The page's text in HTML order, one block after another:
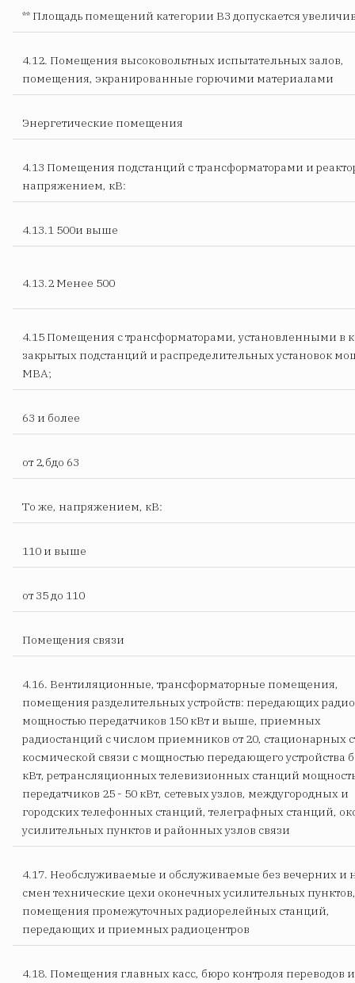
** Площадь помещений категории В3 допускается
4.12. Помещения высоковольтных испытательных залов,
помещения, экранированные горючими материалами
Энергетические помещения
4.13 Помещения подстанций с трансформаторами и
напряжением, кВ:
4.13.1 500и выше
4.13.2 Менее 500
4.15 Помещения с трансформаторами, установленными в
закрытых подстанций и распределительных установок
МВА;
63 и более
от 2,бдо 63
То же, напряжением, кВ:
110 и выше
от 35 до 110
Помещения связи
4.16. Вентиляционные, трансформаторные помещения,
помещения разделительных устройств: передающих
мощностью передатчиков 150 кВт и выше, приемных
радиостанций с числом приемников от 20, стационарных
космической связи с мощностью передающего устройства
кВт, ретрансляционных телевизионных станций
передатчиков 25 - 50 кВт, сетевых узлов, междугородных и
городских телефонных станций, телеграфных станций,
усилительных пунктов и районных узлов связи
4.17. Необслуживаемые и обслуживаемые без вечерних и
смен технические цехи оконечных усилительных пунктов,
помещения промежуточных радиорелейных станций,
передающих и приемных радиоцентров
4.18. Помещения главных касс, бюро контроля переводов и